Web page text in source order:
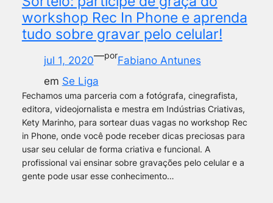
workshop Rec In Phone e aprenda
tudo sobre gravar pelo celular!
jul 1, 2020—porFabiano Antunes
em Se Liga
Fechamos uma parceria com a fotógrafa, cinegrafista,
editora, videojornalista e mestra em Indústrias Criativas,
Kety Marinho, para sortear duas vagas no workshop Rec
in Phone, onde você pode receber dicas preciosas para
usar seu celular de forma criativa e funcional. A
profissional vai ensinar sobre gravações pelo celular e a
gente pode usar esse conhecimento…